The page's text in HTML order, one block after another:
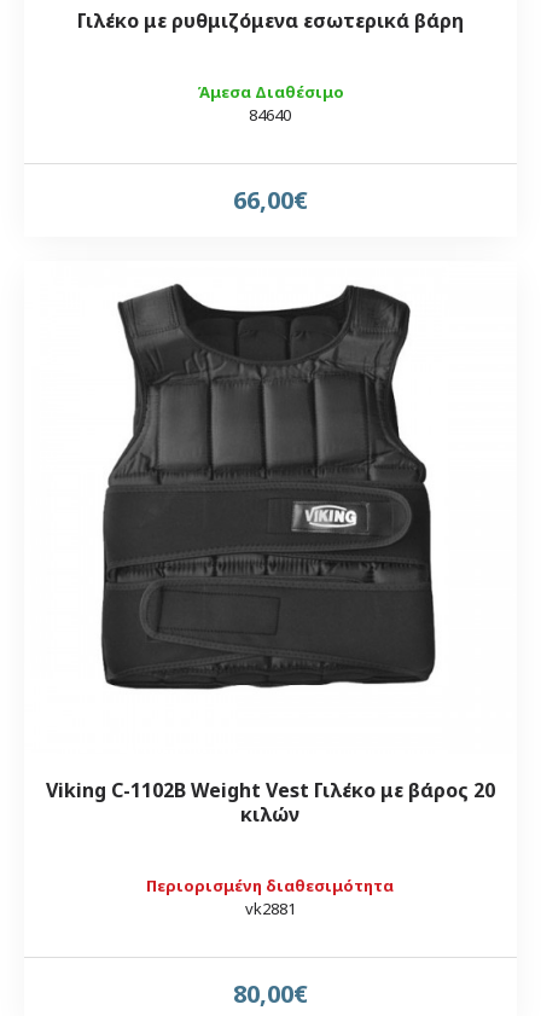
Άμεσα Διαθέσιμο
84640
Γιλέκο με ρυθμιζόμενα εσωτερικά βάρη
66,00€
Περιορισμένη διαθεσιμότητα
vk2881
Viking C-1102B Weight Vest Γιλέκο με βάρος 20
κιλών
80,00€